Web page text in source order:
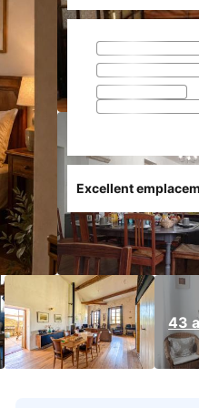
43
Excellent